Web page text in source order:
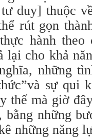
duy] thuộc
rút gọn
hành theo
lại cho khả
những
sự qui
thế mà giờ
những
những năng